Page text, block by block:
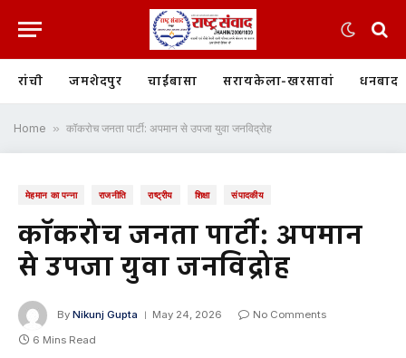
रांची जमशेदपुर चाईबासा सरायकेला-खरसावां धनबाद
Home » कॉकरोच जनता पार्टी: अपमान से उपजा युवा जनविद्रोह
मेहमान का पन्ना राजनीति राष्ट्रीय शिक्षा संपादकीय
कॉकरोच जनता पार्टी: अपमान
से उपजा युवा जनविद्रोह
By Nikunj Gupta May 24, 2026
No Comments
6 Mins Read